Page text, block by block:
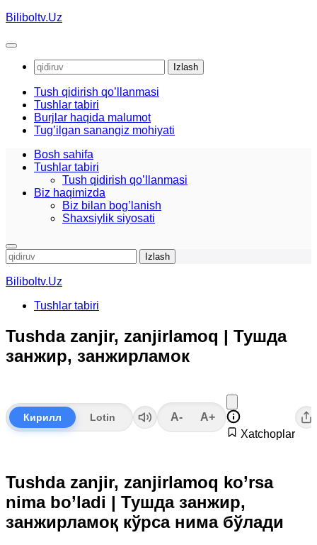
Skip
content
Biliboltv.Uz
Qidirshish:
Tush qidirish qo’llanmasi
Tushlar tabiri
Burjlar haqida malumot
Tug’ilgan sanangiz mohiyati
Bosh sahifa
Tushlar tabiri
Tush qidirish qo’llanmasi
Biz haqimizda
Biz bilan bog’lanish
Shaxsiylik siyosati
Qidirshish:
Biliboltv.Uz
Tushlar tabiri
Tushda zanjir, zanjirlamoq | Тушда
занжир, занжирламок
Кирилл Lotin A-
A+
Xatchoplar
Tushda zanjir, zanjirlamoq ko’rsa
nima bo’ladi | Тушда занжир,
занжирламоқ кўрса нима бўлади